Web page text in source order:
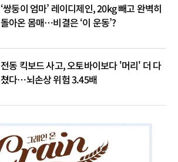
‘쌍둥이 엄마’ 레이디제인, 20kg 빼고 완벽히
돌아온 몸매…비결은 ‘이 운동’?
전동 킥보드 사고, 오토바이보다 '머리' 더 다
쳤다…뇌손상 위험 3.45배